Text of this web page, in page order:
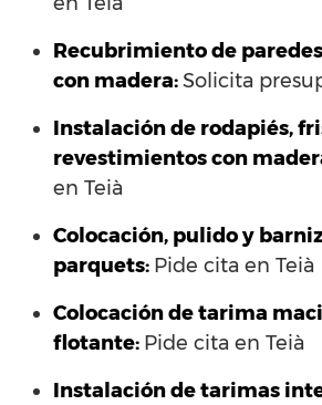
Recubrimiento de
con madera:Solicita
Instalación de rodapiés,
revestimientos con
en Teià
Colocación, pulido y
parquets: Pide cita en Teià
Colocación de tarima
flotante: Pide cita en Teià
Instalación de tarimas